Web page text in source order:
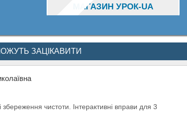
МАГАЗИН УРОК-UA
ЗАЦІКАВИТИ
чистоти. Інтерактивні вправи для 3